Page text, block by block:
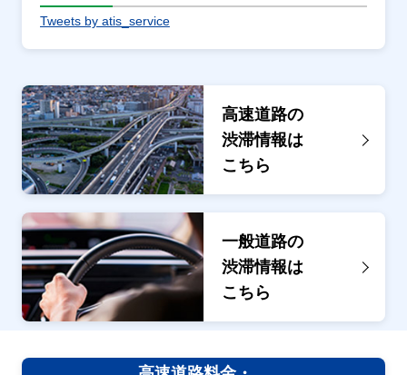
Tweets by atis_service
高速道路の
渋滞情報は
こちら
一般道路の
渋滞情報は
こちら